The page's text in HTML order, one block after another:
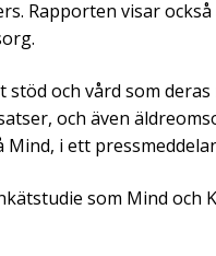
Rapporten visar
och vård som
och även
i ett
som Mind